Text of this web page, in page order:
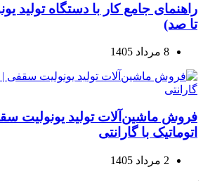
راهنمای جامع کار با دستگاه تولید
تا صد)
8 مرداد 1405
فروش ماشین‌آلات تولید یونولیت
اتوماتیک با گارانتی
2 مرداد 1405